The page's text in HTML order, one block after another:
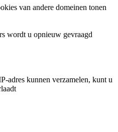
van andere domeinen tonen
wordt u opnieuw gevraagd
adres kunnen verzamelen, kunt u